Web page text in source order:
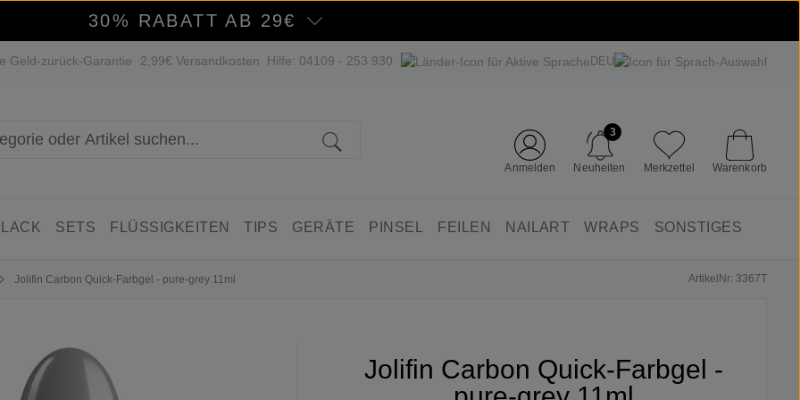
30% RABATT AB 29€
Geld-zurück-Garantie 2,99€ Versandkosten Hilfe: 04109 - 253 930 DEU
Anmelden Neuheiten
3
Merkzettel Warenkorb
SETS FLÜSSIGKEITEN TIPS GERÄTE PINSEL FEILEN NAILART WRAPS SONSTIGES
Jolifin Carbon Quick-Farbgel - pure-grey 11ml ArtikelNr: 3367T
Jolifin Carbon Quick-Farbgel -